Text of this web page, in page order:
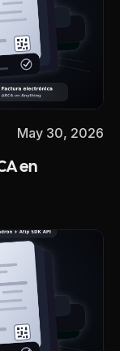
May 30, 2026
en